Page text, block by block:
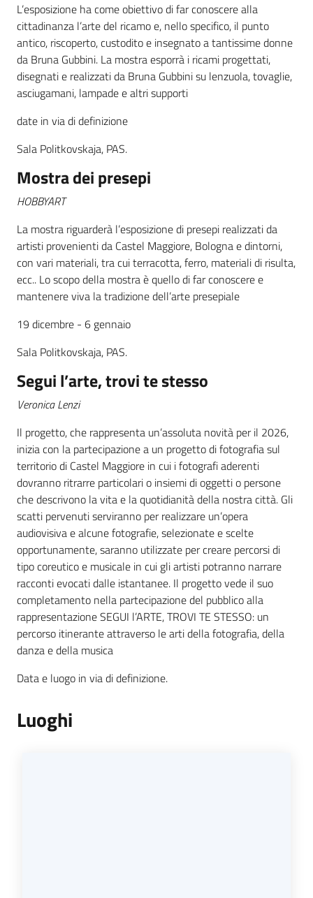
L’esposizione ha come obiettivo di far conoscere alla
cittadinanza l’arte del ricamo e, nello specifico, il punto
antico, riscoperto, custodito e insegnato a tantissime donne
da Bruna Gubbini. La mostra esporrà i ricami progettati,
disegnati e realizzati da Bruna Gubbini su lenzuola, tovaglie,
asciugamani, lampade e altri supporti
date in via di definizione
Sala Politkovskaja, PAS.
Mostra dei presepi
HOBBYART
La mostra riguarderà l’esposizione di presepi realizzati da
artisti provenienti da Castel Maggiore, Bologna e dintorni,
con vari materiali, tra cui terracotta, ferro, materiali di risulta,
ecc.. Lo scopo della mostra è quello di far conoscere e
mantenere viva la tradizione dell’arte presepiale
19 dicembre - 6 gennaio
Sala Politkovskaja, PAS.
Segui l’arte, trovi te stesso
Veronica Lenzi
Il progetto, che rappresenta un’assoluta novità per il 2026,
inizia con la partecipazione a un progetto di fotografia sul
territorio di Castel Maggiore in cui i fotografi aderenti
dovranno ritrarre particolari o insiemi di oggetti o persone
che descrivono la vita e la quotidianità della nostra città. Gli
scatti pervenuti serviranno per realizzare un’opera
audiovisiva e alcune fotografie, selezionate e scelte
opportunamente, saranno utilizzate per creare percorsi di
tipo coreutico e musicale in cui gli artisti potranno narrare
racconti evocati dalle istantanee. Il progetto vede il suo
completamento nella partecipazione del pubblico alla
rappresentazione SEGUI l’ARTE, TROVI TE STESSO: un
percorso itinerante attraverso le arti della fotografia, della
danza e della musica
Data e luogo in via di definizione.
Luoghi